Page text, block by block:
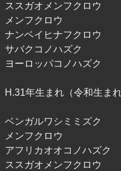
ススガオメンフクロウ
メンフクロウ
ナンベイヒナフクロウ
サバクコノハズク
ヨーロッパコノハズク
H.31年生まれ（令和生まれ
ベンガルワシミミズク
メンフクロウ
アフリカオオコノハズク
ススガオメンフクロウ